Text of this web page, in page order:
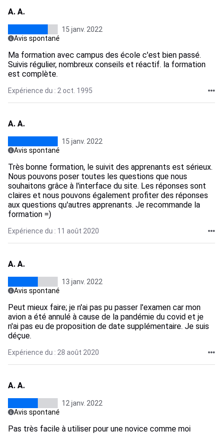
A. A.
15 janv. 2022
Avis spontané
Ma formation avec campus des école c'est bien passé.
Suivis régulier, nombreux conseils et réactif. la formation
est complète.
Expérience du : 2 oct. 1995
A. A.
15 janv. 2022
Avis spontané
Très bonne formation, le suivit des apprenants est sérieux.
Nous pouvons poser toutes les questions que nous
souhaitons grâce à l'interface du site. Les réponses sont
claires et nous pouvons également profiter des réponses
aux questions qu'autres apprenants. Je recommande la
formation =)
Expérience du : 11 août 2020
A. A.
13 janv. 2022
Avis spontané
Peut mieux faire; je n'ai pas pu passer l'examen car mon
avion a été annulé à cause de la pandémie du covid et je
n'ai pas eu de proposition de date supplémentaire. Je suis
déçue.
Expérience du : 28 août 2020
A. A.
12 janv. 2022
Avis spontané
Pas très facile à utiliser pour une novice comme moi